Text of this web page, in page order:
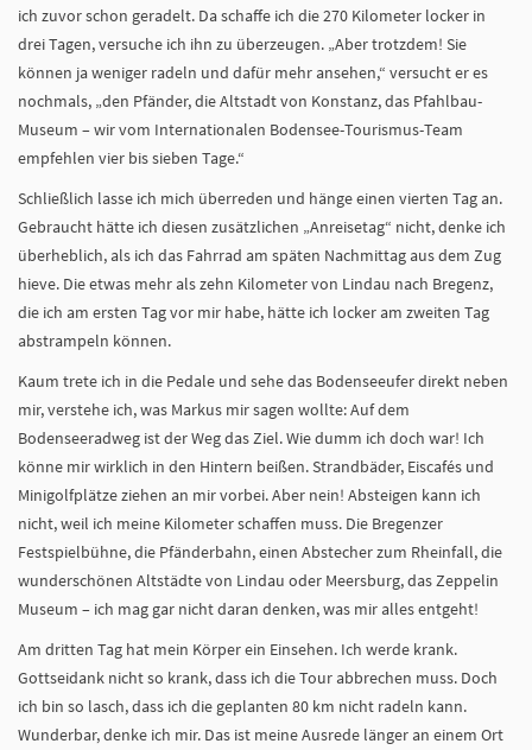
ich zuvor schon geradelt. Da schaffe ich die 270 Kilometer locker in
drei Tagen, versuche ich ihn zu überzeugen. „Aber trotzdem! Sie
können ja weniger radeln und dafür mehr ansehen,“ versucht er es
nochmals, „den Pfänder, die Altstadt von Konstanz, das Pfahlbau-
Museum – wir vom Internationalen Bodensee-Tourismus-Team
empfehlen vier bis sieben Tage.“
Schließlich lasse ich mich überreden und hänge einen vierten Tag an.
Gebraucht hätte ich diesen zusätzlichen „Anreisetag“ nicht, denke ich
überheblich, als ich das Fahrrad am späten Nachmittag aus dem Zug
hieve. Die etwas mehr als zehn Kilometer von Lindau nach Bregenz,
die ich am ersten Tag vor mir habe, hätte ich locker am zweiten Tag
abstrampeln können.
Kaum trete ich in die Pedale und sehe das Bodenseeufer direkt neben
mir, verstehe ich, was Markus mir sagen wollte: Auf dem
Bodenseeradweg ist der Weg das Ziel. Wie dumm ich doch war! Ich
könne mir wirklich in den Hintern beißen. Strandbäder, Eiscafés und
Minigolfplätze ziehen an mir vorbei. Aber nein! Absteigen kann ich
nicht, weil ich meine Kilometer schaffen muss. Die Bregenzer
Festspielbühne, die Pfänderbahn, einen Abstecher zum Rheinfall, die
wunderschönen Altstädte von Lindau oder Meersburg, das Zeppelin
Museum – ich mag gar nicht daran denken, was mir alles entgeht!
Am dritten Tag hat mein Körper ein Einsehen. Ich werde krank.
Gottseidank nicht so krank, dass ich die Tour abbrechen muss. Doch
ich bin so lasch, dass ich die geplanten 80 km nicht radeln kann.
Wunderbar, denke ich mir. Das ist meine Ausrede länger an einem Ort